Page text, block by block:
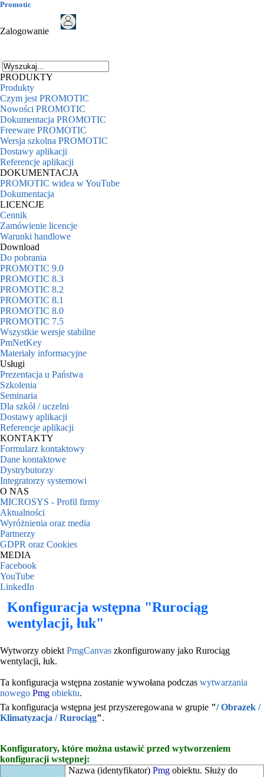
Promotic
Zalogowanie
PRODUKTY
Produkty
Czym jest PROMOTIC
Nowości PROMOTIC
Dokumentacja PROMOTIC
Freeware PROMOTIC
Wersja szkolna PROMOTIC
Dostawy aplikacji
Referencje aplikacji
DOKUMENTACJA
PROMOTIC widea w YouTube
Dokumentacja
LICENCJE
Cennik
Zamówienie licencje
Warunki handlowe
Download
Do pobrania
PROMOTIC 9.0
PROMOTIC 8.3
PROMOTIC 8.2
PROMOTIC 8.1
PROMOTIC 8.0
PROMOTIC 7.5
Wszystkie wersje stabilne
PmNetKey
Materiały informacyjne
Usługi
Prezentacja u Państwa
Szkolenia
Seminaria
Dla szkół / uczelni
Dostawy aplikacji
Referencje aplikacji
KONTAKTY
Formularz kontaktowy
Dane kontaktowe
Dystrybutorzy
Integratorzy systemowi
O NAS
MICROSYS - Profil firmy
Aktualności
Wyróżnienia oraz media
Partnerzy
GDPR oraz Cookies
MEDIA
Facebook
YouTube
LinkedIn
Konfiguracja wstępna "Rurociąg
wentylacji, łuk"
Wytworzy obiekt PmgCanvas zkonfigurowany jako Rurociąg
wentylacji, łuk.
Ta konfiguracja wstępna zostanie wywołana podczas wytwarzania
nowego Pmg obiektu.
Ta konfiguracja wstępna jest przyszeregowana w grupie "/ Obrazek /
Klimatyzacja / Rurociąg".
Konfiguratory, które można ustawić przed wytworzeniem
konfiguracji wstępnej:
Nazwa (identyfikator) Pmgobiektu. Służy do